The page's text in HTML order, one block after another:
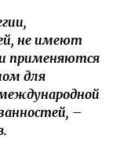
не имеют
применяются
для
–